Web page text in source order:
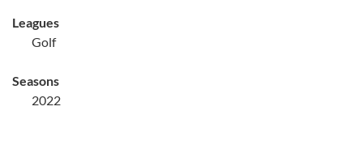
Leagues
Golf
Seasons
2022